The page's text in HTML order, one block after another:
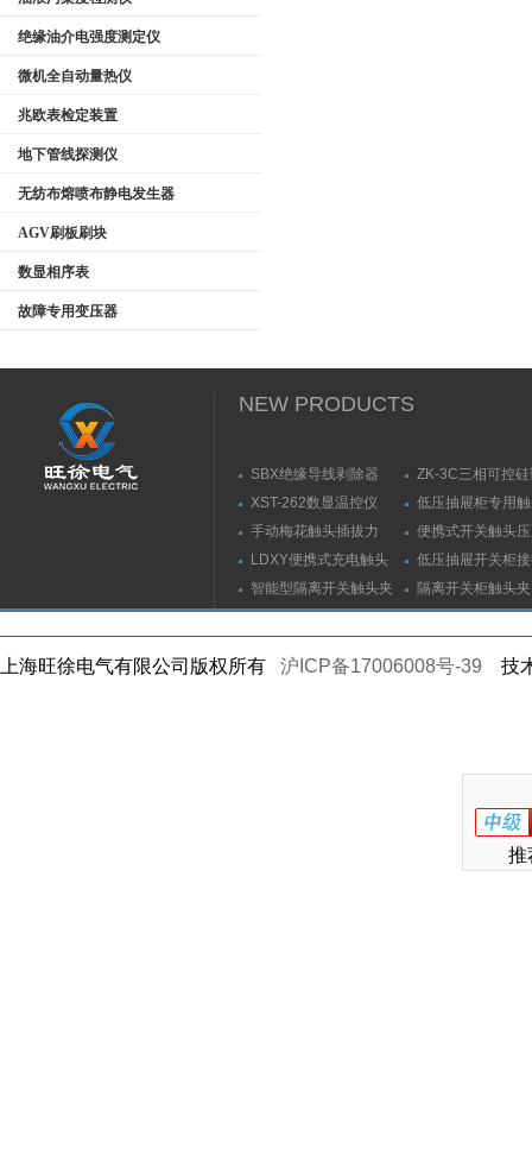
绝缘油介电强度测定仪
微机全自动量热仪
兆欧表检定装置
地下管线探测仪
无纺布熔喷布静电发生器
AGV刷板刷块
数显相序表
故障专用变压器
NEW PRODUCTS
SBX绝缘导线剥除器
ZK-3C三相可控
触发器
XST-262数显温控仪
低压抽屉柜专用
力测量仪套装
手动梅花触头插拔力
（推拉力）测量仪
便携式开关触头
（夹紧力）测量仪
LDXY便携式充电触头
（指）夹紧力测量仪
低压抽屉开关柜
触头（夹紧力）
智能型隔离开关触头夹
紧力测试仪
隔离开关柜触头
测试仪/精度传感
上海旺徐电气有限公司版权所有 沪ICP备17006008号-39 技
推